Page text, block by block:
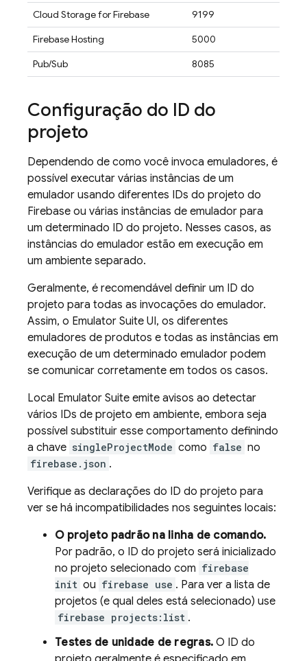
Cloud Storage for Firebase
9199
Firebase Hosting
5000
Pub/Sub
8085
Configuração do ID do
projeto
Dependendo de como você invoca emuladores, é
possível executar várias instâncias de um
emulador usando diferentes IDs do projeto do
Firebase ou várias instâncias de emulador para
um determinado ID do projeto. Nesses casos, as
instâncias do emulador estão em execução em
um ambiente separado.
Geralmente, é recomendável definir um ID do
projeto para todas as invocações do emulador.
Assim, o Emulator Suite UI, os diferentes
emuladores de produtos e todas as instâncias em
execução de um determinado emulador podem
se comunicar corretamente em todos os casos.
Local Emulator Suite emite avisos ao detectar
vários IDs de projeto em ambiente, embora seja
possível substituir esse comportamento definindo
a chave singleProjectMode como false no
firebase.json .
Verifique as declarações do ID do projeto para
ver se há incompatibilidades nos seguintes locais:
O projeto padrão na linha de comando.
Por padrão, o ID do projeto será inicializado
no projeto selecionado com firebase
init ou firebase use . Para ver a lista de
projetos (e qual deles está selecionado) use
firebase projects:list .
Testes de unidade de regras. O ID do